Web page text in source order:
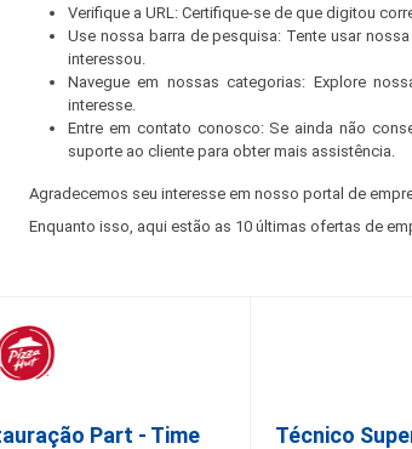
Verifique a URL: Certifique-se de que digitou
Use nossa barra de pesquisa: Tente usar
interessou.
Navegue em nossas categorias: Explore
interesse.
Entre em contato conosco: Se ainda não
suporte ao cliente para obter mais assistência.
Agradecemos seu interesse em nosso portal de
Enquanto isso, aqui estão as 10 últimas ofertas de
Part - Time
Técnico